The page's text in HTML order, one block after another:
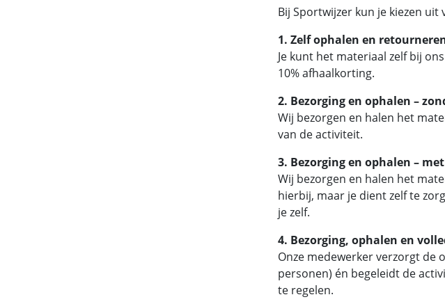
Bij Sportwijzer kun je kiezen
1. Zelf ophalen en
Je kunt het materiaal zelf bij
10% afhaalkorting.
2. Bezorging en ophalen –
Wij bezorgen en halen het
van de activiteit.
3. Bezorging en ophalen –
Wij bezorgen en halen het
hierbij, maar je dient zelf te
je zelf.
4. Bezorging, ophalen en
Onze medewerker verzorgt de
personen) én begeleidt de
te regelen.